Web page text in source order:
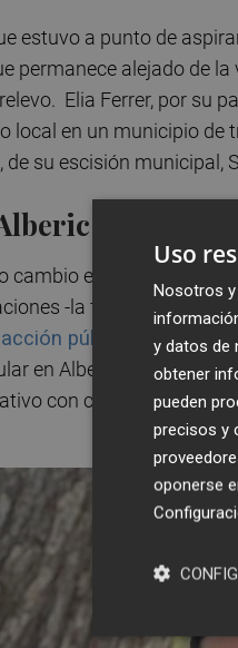
estuvo a punto de
permanece alejado de
Elia Ferrer, por su
local en un municipio de
su escisión municipal,
cambio en la dirección
-la filial juvenil- del
pública, pese a su
en Alberic en mayo de
con cargos como
Uso
Nosotros
y datos de
obtener
pueden
precisos y
oponerse